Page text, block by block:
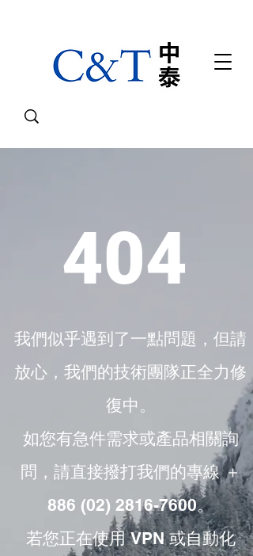
404
我們似乎遇到了一點問題，但請
放心，我們的技術團隊正全力修
復中。
如您有急件需求或產品相關詢
問，請直接撥打我們的專線 ＋
886 (02) 2816-7600。
若您正在使用 VPN 或自動化